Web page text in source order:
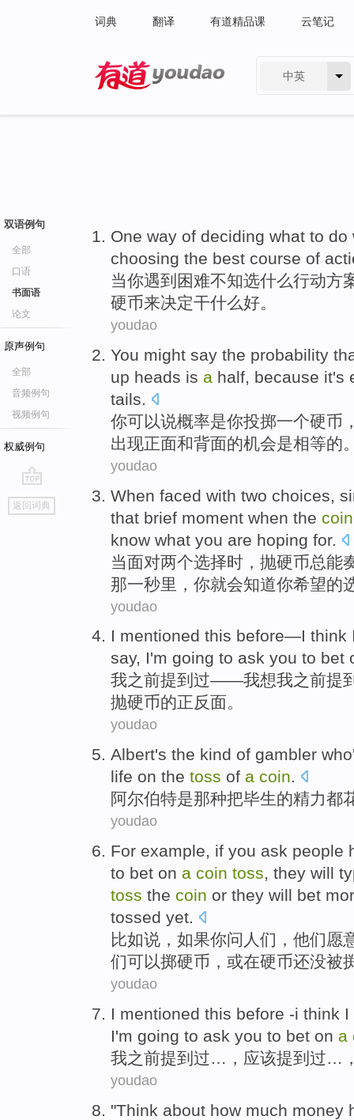
词典 翻译 有道精品课 云笔记
中英
双语例句
全部
口语
书面语
论文
原声例句
全部
音频例句
视频例句
权威例句
go
top
返回词典
One way of deciding what to do
choosing the best course of
当你遇到 困难不知选什么行动方
硬币来决定干什么好。
youdao
You might say the probability
up heads is a half, because it's
tails.
你可以说概率是你投掷一个硬币
出现正面和背面的机会是相等的
youdao
When faced with two choices ,
that brief moment when the coin
know what you are hoping for.
当面对两个选择时， 抛硬币总能
那一秒里， 你就会知道你希望的
youdao
I mentioned this before—I think
say, I'm going to ask you to bet
我之前提到 过——我想我之前
抛硬币的正反面。
youdao
Albert's the kind of gambler who
life on the toss of a coin.
阿尔伯特是那种把毕生的精力都
youdao
For example, if you ask people
to bet on a coin toss, they will
toss the coin or they will bet
tossed yet.
比如说 ， 如果你问 人们 ， 他们愿
们可以掷硬币， 或在硬币还没被
youdao
I mentioned this before -i think
I'm going to ask you to bet on a
我之前提到 过…，应该提到过…
youdao
"Think about how much money